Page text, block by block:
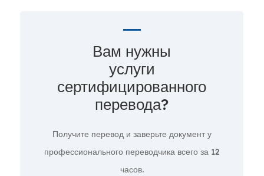
Вам нужны
услуги
сертифицированного
перевода?
Получите перевод и заверьте документ у
профессионального переводчика всего за 12
часов.